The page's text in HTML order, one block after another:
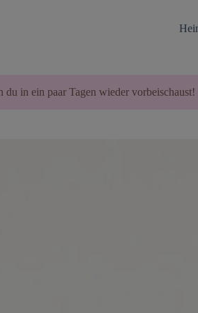
in ein paar Tagen wieder vorbeischaust!